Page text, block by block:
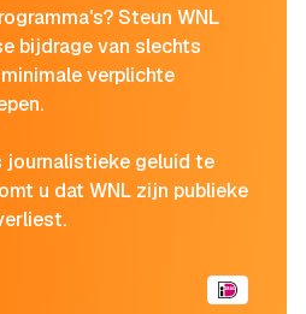
Steun WNL
bijdrage van slechts
verplichte
journalistieke geluid te
u dat WNL zijn publieke